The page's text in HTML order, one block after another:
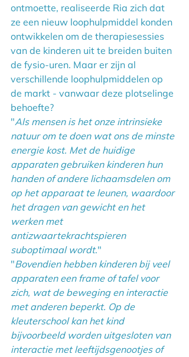
ontmoette, realiseerde Ria zich dat
ze een nieuw loophulpmiddel konden
ontwikkelen om de therapiesessies
van de kinderen uit te breiden buiten
de fysio-uren. Maar er zijn al
verschillende loophulpmiddelen op
de markt - vanwaar deze plotselinge
behoefte?
"Als mensen is het onze intrinsieke
natuur om te doen wat ons de minste
energie kost. Met de huidige
apparaten gebruiken kinderen hun
handen of andere lichaamsdelen om
op het apparaat te leunen, waardoor
het dragen van gewicht en het
werken met
antizwaartekrachtspieren
suboptimaal wordt."
"Bovendien hebben kinderen bij veel
apparaten een frame of tafel voor
zich, wat de beweging en interactie
met anderen beperkt. Op de
kleuterschool kan het kind
bijvoorbeeld worden uitgesloten van
interactie met leeftijdsgenootjes of